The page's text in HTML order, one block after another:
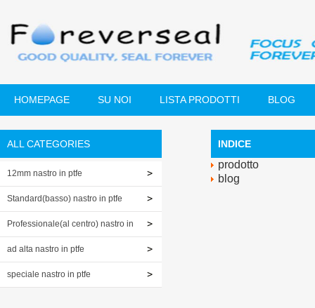
HOMEPAGE SU NOI LISTA PRODOTTI BLOG
ALL CATEGORIES
12mm nastro in ptfe
Standard(basso) nastro in ptfe
Professionale(al centro) nastro in
ptfe
ad alta nastro in ptfe
speciale nastro in ptfe
INDICE
prodotto
blog